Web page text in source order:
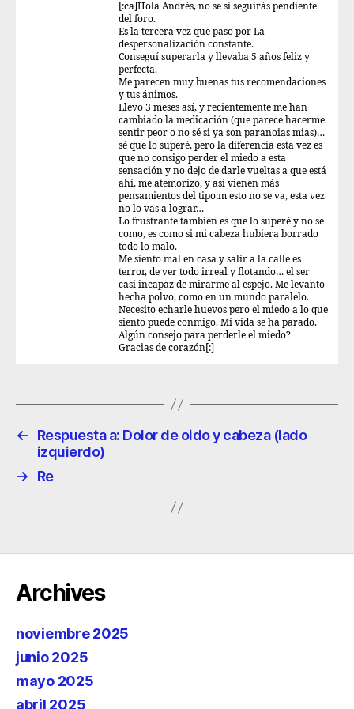
[:ca]Hola Andrés, no se si seguirás pendiente
del foro.
Es la tercera vez que paso por La
despersonalización constante.
Conseguí superarla y llevaba 5 años feliz y
perfecta.
Me parecen muy buenas tus recomendaciones
y tus ánimos.
Llevo 3 meses así, y recientemente me han
cambiado la medicación (que parece hacerme
sentir peor o no sé si ya son paranoias mias)…
sé que lo superé, pero la diferencia esta vez es
que no consigo perder el miedo a esta
sensación y no dejo de darle vueltas a que está
ahi, me atemorizo, y asi vienen más
pensamientos del tipo:m esto no se va, esta vez
no lo vas a lograr…
Lo frustrante también es que lo superé y no se
como, es como si mi cabeza hubiera borrado
todo lo malo.
Me siento mal en casa y salir a la calle es
terror, de ver todo irreal y flotando… el ser
casi incapaz de mirarme al espejo. Me levanto
hecha polvo, como en un mundo paralelo.
Necesito echarle huevos pero el miedo a lo que
siento puede conmigo. Mi vida se ha parado.
Algún consejo para perderle el miedo?
Gracias de corazón[:]
←
Respuesta a: Dolor de oido y cabeza (lado
izquierdo)
→
Re
Archives
noviembre 2025
junio 2025
mayo 2025
abril 2025